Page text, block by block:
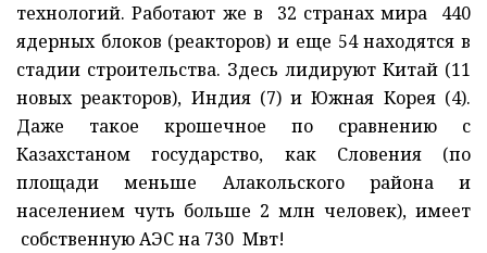
технологий. Работают же в 32 странах мира 440
ядерных блоков (реакторов) и еще 54 находятся в
стадии строительства. Здесь лидируют Китай (11
новых реакторов), Индия (7) и Южная Корея (4).
Даже такое крошечное по сравнению с
Казахстаном государство, как Словения (по
площади меньше Алакольского района и
населением чуть больше 2 млн человек), имеет
собственную АЭС на 730 Мвт!